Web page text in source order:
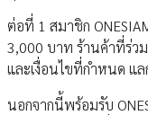
ต่อที่ 1 สมาชิก
3,000 บาท ร้านค้าที่ร่ว
และเงื่อนไขที่กำหนด แล
นอกจากนี้พร้อมรับ